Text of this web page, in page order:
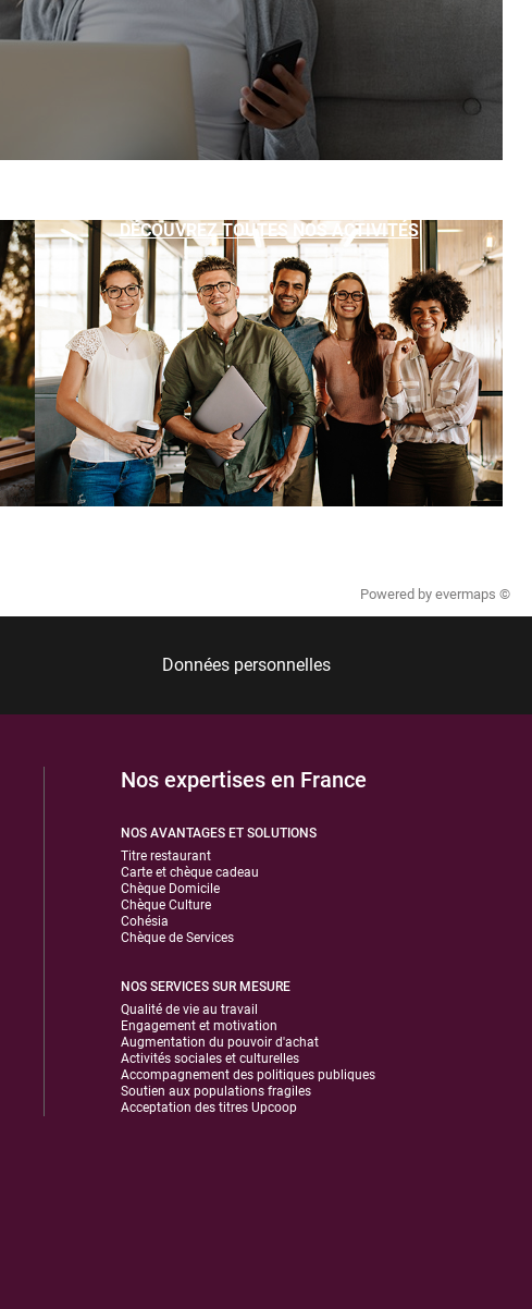
DÉCOUVREZ TOUTES NOS ACTIVITÉS
Powered by evermaps ©
Données personnelles
Nos expertises en France
NOS AVANTAGES ET SOLUTIONS
Titre restaurant
Carte et chèque cadeau
Chèque Domicile
Chèque Culture
Cohésia
Chèque de Services
NOS SERVICES SUR MESURE
Qualité de vie au travail
Engagement et motivation
Augmentation du pouvoir d'achat
Activités sociales et culturelles
Accompagnement des politiques publiques
Soutien aux populations fragiles
Acceptation des titres Upcoop